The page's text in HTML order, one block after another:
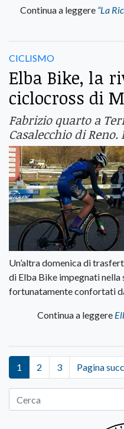
Continua a leggere “La
CICLISMO
Elba Bike, la
ciclocross di
Fabrizio quarto a
Casalecchio di
Un’altra domenica di
di Elba Bike impegnati
fortunatamente confortati
Continua a leggere
1 2 3 Pagina